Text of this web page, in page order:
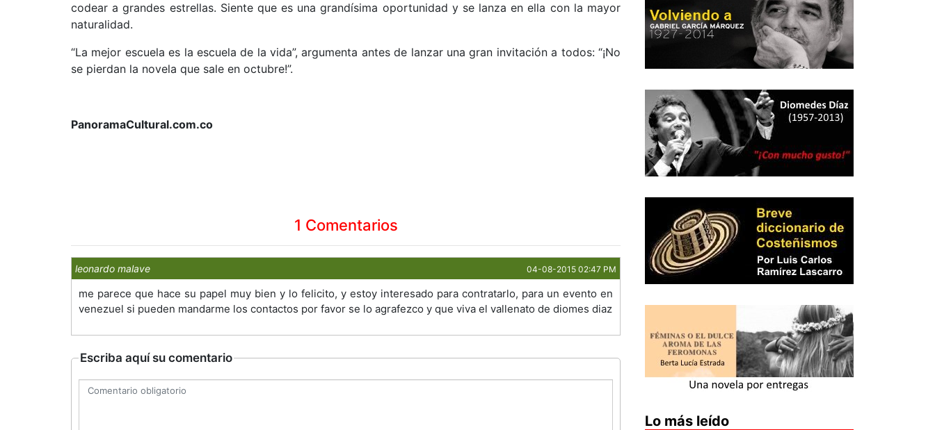
codear a grandes estrellas. Siente que es una grandísima oportunidad y se lanza en ella con la mayor
naturalidad.
“La mejor escuela es la escuela de la vida”, argumenta antes de lanzar una gran invitación a todos: “¡No
se pierdan la novela que sale en octubre!”.
PanoramaCultural.com.co
1 Comentarios
leonardo malave 04-08-2015 02:47 PM
me parece que hace su papel muy bien y lo felicito, y estoy interesado para contratarlo, para un evento en
venezuel si pueden mandarme los contactos por favor se lo agrafezco y que viva el vallenato de diomes diaz
Escriba aquí su comentario
Lo más leído